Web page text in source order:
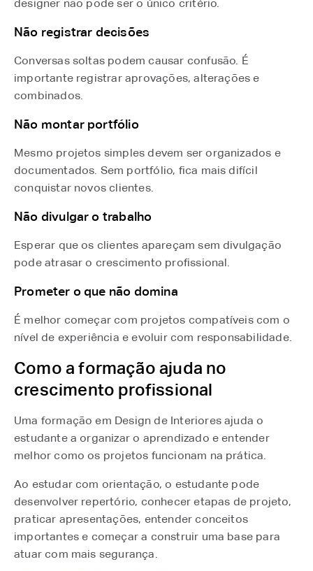
designer não pode ser o único critério.
Não registrar decisões
Conversas soltas podem causar confusão. É
importante registrar aprovações, alterações e
combinados.
Não montar portfólio
Mesmo projetos simples devem ser organizados e
documentados. Sem portfólio, fica mais difícil
conquistar novos clientes.
Não divulgar o trabalho
Esperar que os clientes apareçam sem divulgação
pode atrasar o crescimento profissional.
Prometer o que não domina
É melhor começar com projetos compatíveis com o
nível de experiência e evoluir com responsabilidade.
Como a formação ajuda no
crescimento profissional
Uma formação em Design de Interiores ajuda o
estudante a organizar o aprendizado e entender
melhor como os projetos funcionam na prática.
Ao estudar com orientação, o estudante pode
desenvolver repertório, conhecer etapas de projeto,
praticar apresentações, entender conceitos
importantes e começar a construir uma base para
atuar com mais segurança.